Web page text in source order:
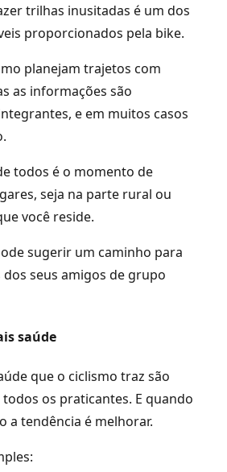
trilhas inusitadas é um dos
proporcionados pela bike.
planejam trajetos com
as informações são
e em muitos casos
todos é o momento de
seja na parte rural ou
você reside.
sugerir um caminho para
dos seus amigos de grupo
saúde
que o ciclismo traz são
os praticantes. E quando
a tendência é melhorar.